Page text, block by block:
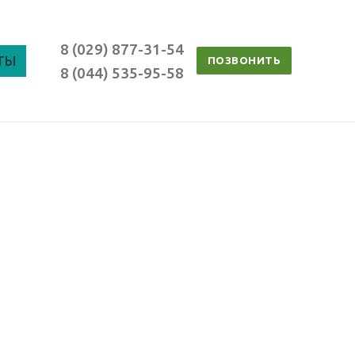
8 (029) 877-31-54
8 (044) 535-95-58
ПОЗВОНИТЬ